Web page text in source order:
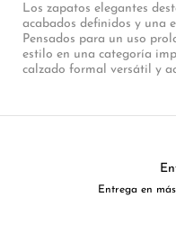
Los zapatos elegantes
acabados definidos y una
Pensados para un uso
estilo en una categoría
calzado formal versátil y
Entrega en